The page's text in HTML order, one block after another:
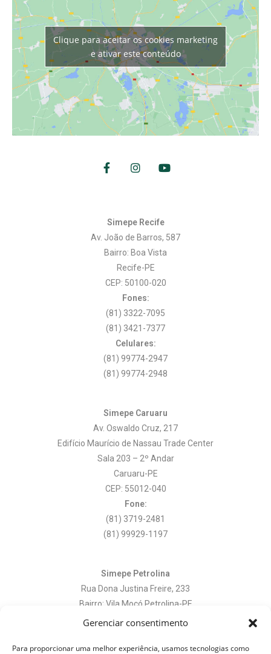
Gerenciar consentimento
Para proporcionar uma melhor experiência, usamos tecnologias como
Clique para aceitar os cookies marketing
e ativar este conteúdo
Simepe Recife
Av. João de Barros, 587
Bairro: Boa Vista
Recife-PE
CEP: 50100-020
Fones:
(81) 3322-7095
(81) 3421-7377
Celulares:
(81) 99774-2947
(81) 99774-2948
Simepe Caruaru
Av. Oswaldo Cruz, 217
Edifício Maurício de Nassau Trade Center
Sala 203 – 2º Andar
Caruaru-PE
CEP: 55012-040
Fone:
(81) 3719-2481
(81) 99929-1197
Simepe Petrolina
Rua Dona Justina Freire, 233
Bairro: Vila Mocó Petrolina-PE
CEP: 56306-415
(87) 3861-7660